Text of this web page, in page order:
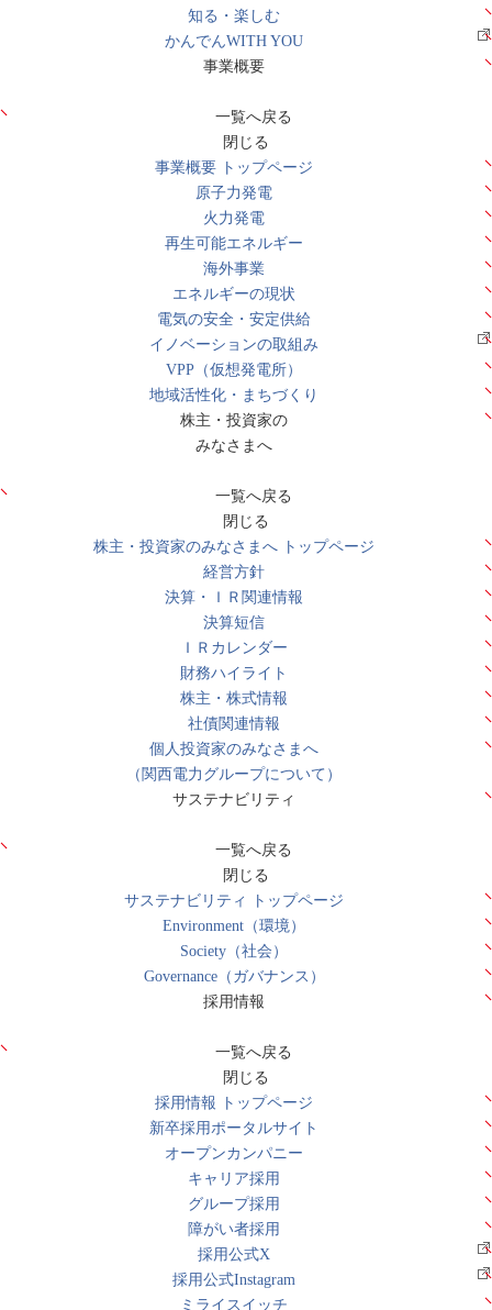
知る・楽しむ
かんでんWITH YOU
事業概要
一覧へ戻る
閉じる
事業概要 トップページ
原子力発電
火力発電
再生可能エネルギー
海外事業
エネルギーの現状
電気の安全・安定供給
イノベーションの取組み
VPP（仮想発電所）
地域活性化・まちづくり
株主・投資家の
みなさまへ
一覧へ戻る
閉じる
株主・投資家のみなさまへ トップページ
経営方針
決算・ＩＲ関連情報
決算短信
ＩＲカレンダー
財務ハイライト
株主・株式情報
社債関連情報
個人投資家のみなさまへ
（関西電力グループについて）
サステナビリティ
一覧へ戻る
閉じる
サステナビリティ トップページ
Environment（環境）
Society（社会）
Governance（ガバナンス）
採用情報
一覧へ戻る
閉じる
採用情報 トップページ
新卒採用ポータルサイト
オープンカンパニー
キャリア採用
グループ採用
障がい者採用
採用公式X
採用公式Instagram
ミライスイッチ